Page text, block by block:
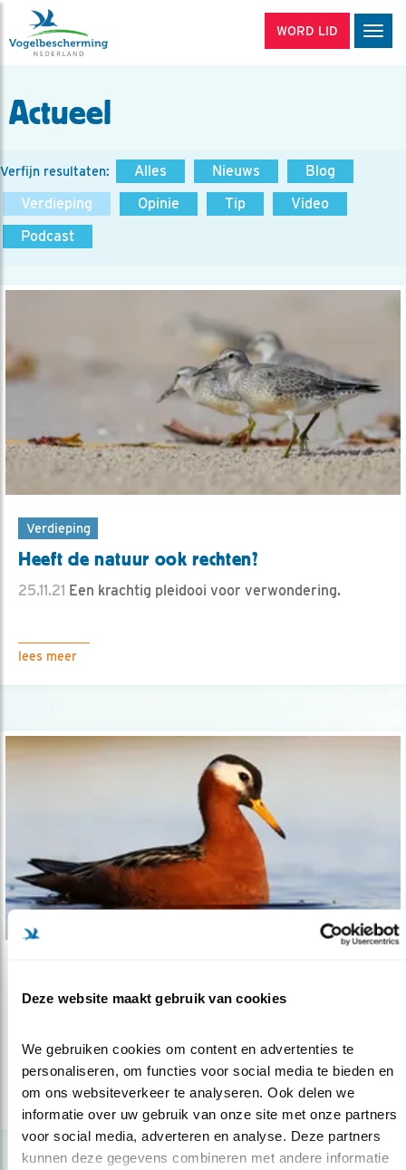
Deze website maakt gebruik van cookies
We gebruiken cookies om content en advertenties te
personaliseren, om functies voor social media te bieden en
om ons websiteverkeer te analyseren. Ook delen we
informatie over uw gebruik van onze site met onze partners
voor social media, adverteren en analyse. Deze partners
kunnen deze gegevens combineren met andere informatie
WORD LID
Actueel
Verfijn resultaten: Alles Nieuws
Blog
Verdieping
Opinie Tip
Video
Podcast
Verdieping
Heeft de natuur ook rechten?
25.11.21 Een krachtig pleidooi voor verwondering.
lees meer
Variaties in aantrekkelijkheid
lees meer